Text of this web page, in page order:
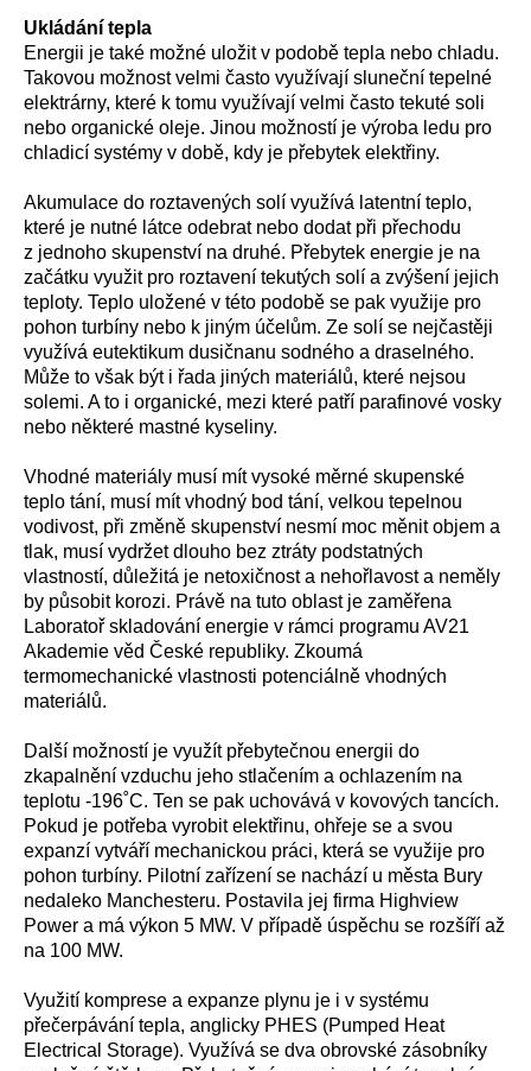
Ukládání tepla
Energii je také možné uložit v podobě tepla nebo chladu.
Takovou možnost velmi často využívají sluneční tepelné
elektrárny, které k tomu využívají velmi často tekuté soli
nebo organické oleje. Jinou možností je výroba ledu pro
chladicí systémy v době, kdy je přebytek elektřiny.
Akumulace do roztavených solí využívá latentní teplo,
které je nutné látce odebrat nebo dodat při přechodu
z jednoho skupenství na druhé. Přebytek energie je na
začátku využit pro roztavení tekutých solí a zvýšení jejich
teploty. Teplo uložené v této podobě se pak využije pro
pohon turbíny nebo k jiným účelům. Ze solí se nejčastěji
využívá eutektikum dusičnanu sodného a draselného.
Může to však být i řada jiných materiálů, které nejsou
solemi. A to i organické, mezi které patří parafinové vosky
nebo některé mastné kyseliny.
Vhodné materiály musí mít vysoké měrné skupenské
teplo tání, musí mít vhodný bod tání, velkou tepelnou
vodivost, při změně skupenství nesmí moc měnit objem a
tlak, musí vydržet dlouho bez ztráty podstatných
vlastností, důležitá je netoxičnost a nehořlavost a neměly
by působit korozi. Právě na tuto oblast je zaměřena
Laboratoř skladování energie v rámci programu AV21
Akademie věd České republiky. Zkoumá
termomechanické vlastnosti potenciálně vhodných
materiálů.
Další možností je využít přebytečnou energii do
zkapalnění vzduchu jeho stlačením a ochlazením na
teplotu -196˚C. Ten se pak uchovává v kovových tancích.
Pokud je potřeba vyrobit elektřinu, ohřeje se a svou
expanzí vytváří mechanickou práci, která se využije pro
pohon turbíny. Pilotní zařízení se nachází u města Bury
nedaleko Manchesteru. Postavila jej firma Highview
Power a má výkon 5 MW. V případě úspěchu se rozšíří až
na 100 MW.
Využití komprese a expanze plynu je i v systému
přečerpávání tepla, anglicky PHES (Pumped Heat
Electrical Storage). Využívá se dva obrovské zásobníky